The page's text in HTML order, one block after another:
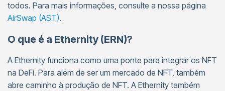
todos. Para mais informações, consulte a nossa página
AirSwap (AST).
O que é a Ethernity (ERN)?
A Ethernity funciona como uma ponte para integrar os NFT
na DeFi. Para além de ser um mercado de NFT, também
abre caminho à produção de NFT. A Ethernity também